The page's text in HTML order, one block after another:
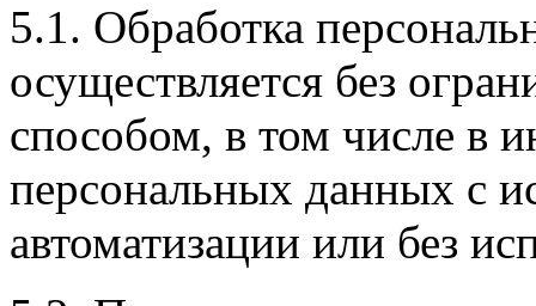
5.1. Обработка
осуществляется без
способом, в том числе в
персональных данных с
автоматизации или без